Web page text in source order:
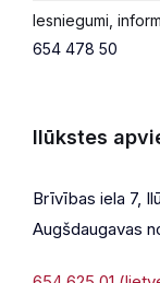
Iesniegumi,
654 478 50
Ilūkstes
Brīvības iela 7,
Augšdaugavas